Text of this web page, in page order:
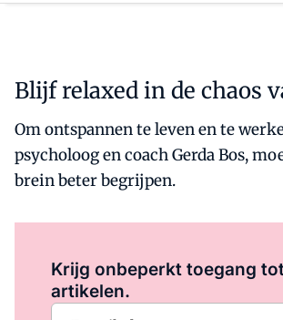
Blijf relaxed in de chaos
Om ontspannen te leven en te
psycholoog en coach Gerda Bos,
brein beter begrijpen.
Krijg onbeperkt toegang
artikelen.